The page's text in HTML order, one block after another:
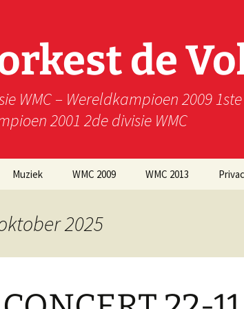
de
WMC – Wereldkampioen 2009
2001 2de divisie WMC
Muziek WMC 2009 WMC 2013
2025